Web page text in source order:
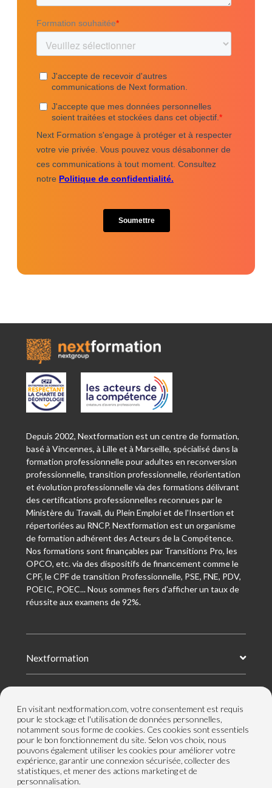
Depuis 2002, Nextformation est un centre de formation,
basé à Vincennes, à Lille et à Marseille, spécialisé dans la
formation professionnelle pour adultes en reconversion
professionnelle, transition professionnelle, réorientation
et évolution professionnelle via des formations délivrant
des certifications professionnelles reconnues par le
Ministère du Travail, du Plein Emploi et de l'Insertion et
répertoriées au RNCP. Nextformation est un organisme
de formation adhérent des Acteurs de la Compétence.
Nos formations sont finançables par Transitions Pro, les
OPCO, etc. via des dispositifs de financement comme le
CPF, le CPF de transition Professionnelle, PSE, FNE, PDV,
POEIC, POEC... Nous sommes fiers d'afficher un taux de
réussite aux examens de 92%.
Nextformation
Nos centres de formation
Le groupe
En visitant nextformation.com, votre consentement est requis
pour le stockage et l'utilisation de données personnelles,
notamment sous forme de cookies. Ces cookies sont essentiels
pour le bon fonctionnement du site. Selon vos choix, nous
pouvons également utiliser les cookies pour améliorer votre
expérience, garantir une connexion sécurisée, collecter des
statistiques, et mener des actions marketing et de
personnalisation.